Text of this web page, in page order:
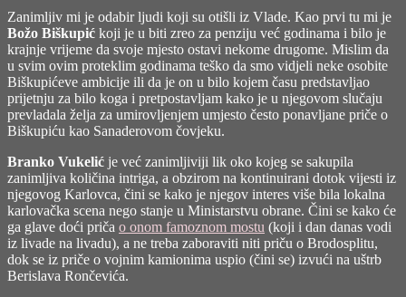
Zanimljiv mi je odabir ljudi koji su otišli iz Vlade. Kao prvi tu mi je
Božo Biškupić koji je u biti zreo za penziju već godinama i bilo je
krajnje vrijeme da svoje mjesto ostavi nekome drugome. Mislim da
u svim ovim proteklim godinama teško da smo vidjeli neke osobite
Biškupićeve ambicije ili da je on u bilo kojem času predstavljao
prijetnju za bilo koga i pretpostavljam kako je u njegovom slučaju
prevladala želja za umirovljenjem umjesto često ponavljane priče o
Biškupiću kao Sanaderovom čovjeku.
Branko Vukelić je već zanimljiviji lik oko kojeg se sakupila
zanimljiva količina intriga, a obzirom na kontinuirani dotok vijesti iz
njegovog Karlovca, čini se kako je njegov interes više bila lokalna
karlovačka scena nego stanje u Ministarstvu obrane. Čini se kako će
ga glave doći priča o onom famoznom mostu (koji i dan danas vodi
iz livade na livadu), a ne treba zaboraviti niti priču o Brodosplitu,
dok se iz priče o vojnim kamionima uspio (čini se) izvući na uštrb
Berislava Rončevića.